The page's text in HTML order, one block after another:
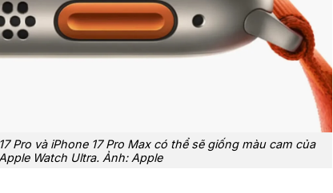
Pro và iPhone 17 Pro Max có thể sẽ giống màu cam của
Apple Watch Ultra. Ảnh: Apple